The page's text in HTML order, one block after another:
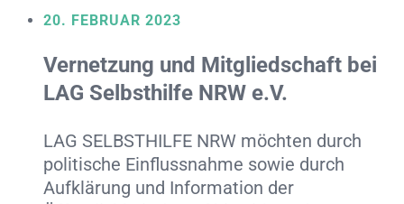
20. FEBRUAR 2023
Vernetzung und Mitgliedschaft bei
LAG Selbsthilfe NRW e.V.
LAG SELBSTHILFE NRW möchten durch
politische Einflussnahme sowie durch
Aufklärung und Information der